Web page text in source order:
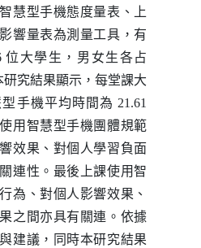
慧型手機態度量表、上
響量表為測量工具，有
位大學生，男女生各占
研究結果顯示，每堂課大
手機平均時間為 21.61
用智慧型手機團體規範
效果、對個人學習負面
連性。最後上課使用智
為、對個人影響效果、
之間亦具有關連。依據
建議，同時本研究結果